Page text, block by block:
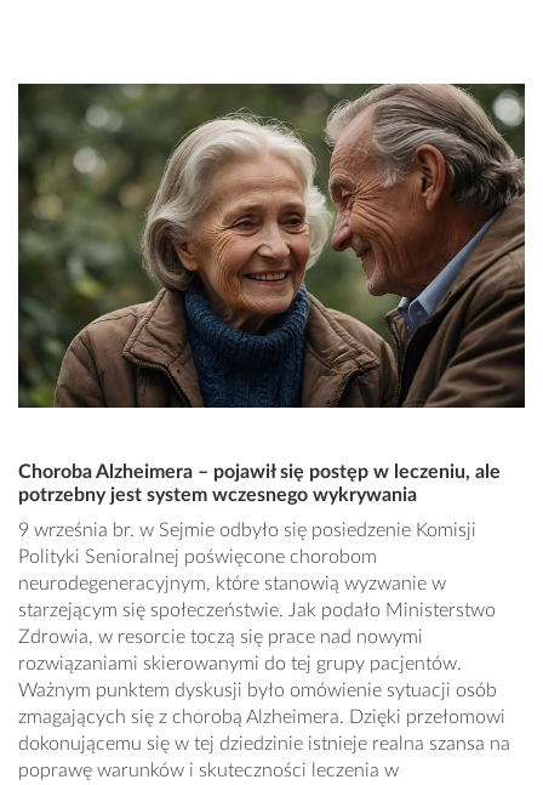
Choroba Alzheimera – pojawił się postęp w leczeniu, ale
potrzebny jest system wczesnego wykrywania
9 września br. w Sejmie odbyło się posiedzenie Komisji
Polityki Senioralnej poświęcone chorobom
neurodegeneracyjnym, które stanowią wyzwanie w
starzejącym się społeczeństwie. Jak podało Ministerstwo
Zdrowia, w resorcie toczą się prace nad nowymi
rozwiązaniami skierowanymi do tej grupy pacjentów.
Ważnym punktem dyskusji było omówienie sytuacji osób
zmagających się z chorobą Alzheimera. Dzięki przełomowi
dokonującemu się w tej dziedzinie istnieje realna szansa na
poprawę warunków i skuteczności leczenia w